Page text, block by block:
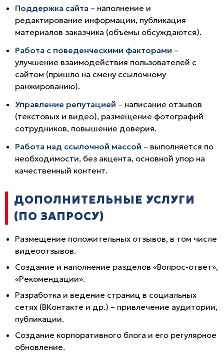
Поддержка сайта – наполнение и
редактирование информации, публикация
материалов заказчика (объёмы обсуждаются).
Работа с поведенческими факторами –
улучшение взаимодействия пользователей с
сайтом (пришло на смену ссылочному
ранжированию).
Управление репутацией – написание отзывов
(текстовых и видео), размещение фотографий
сотрудников, повышение доверия.
Работа над ссылочной массой – выполняется по
необходимости, без акцента, основной упор на
качественный контент.
ДОПОЛНИТЕЛЬНЫЕ УСЛУГИ
(ПО ЗАПРОСУ)
Размещение положительных отзывов, в том числе
видеоотзывов.
Создание и наполнение разделов «Вопрос-ответ»,
«Рекомендации».
Разработка и ведение страниц в социальных
сетях (ВКонтакте и др.) – привлечение аудитории,
публикации.
Создание корпоративного блога и его регулярное
обновление.